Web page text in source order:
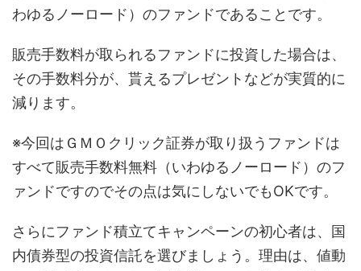
わゆるノーロード）のファンドであることです。
販売手数料が取られるファンドに投資した場合は、
その手数料分が、貰えるプレゼントなどが実質的に
減ります。
※今回はＧＭＯクリック証券が取り扱うファンドは
すべて販売手数料無料（いわゆるノーロード）のフ
ァンドですのでその点は気にしないでもOKです。
さらにファンド積立てキャンペーンの初心者は、国
内債券型の投資信託を選びましょう。理由は、値動